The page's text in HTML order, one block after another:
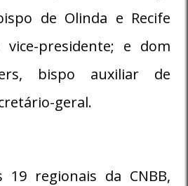
de Olinda e Recife
vice-presidente; e dom
bispo auxiliar de
geral.
19 regionais da CNBB,